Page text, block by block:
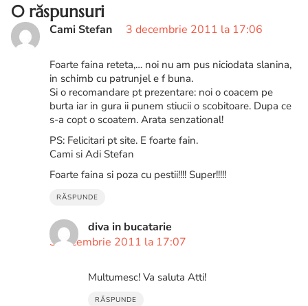
0 răspunsuri
Cami Stefan 3 decembrie 2011 la 17:06
Foarte faina reteta,… noi nu am pus niciodata slanina,
in schimb cu patrunjel e f buna.
Si o recomandare pt prezentare: noi o coacem pe
burta iar in gura ii punem stiucii o scobitoare. Dupa ce
s-a copt o scoatem. Arata senzational!
PS: Felicitari pt site. E foarte fain.
Cami si Adi Stefan
Foarte faina si poza cu pestii!!!! Super!!!!!
RĂSPUNDE
diva in bucatarie
3 decembrie 2011 la 17:07
Multumesc! Va saluta Atti!
RĂSPUNDE